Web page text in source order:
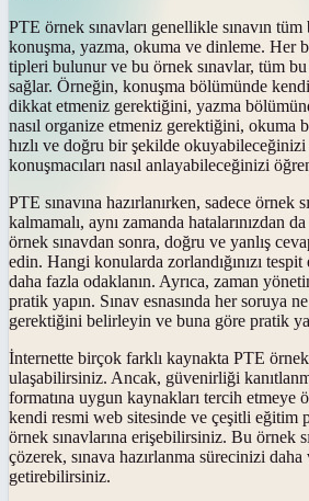
PTE örnek sınavları genellikle sınavın
konuşma, yazma, okuma ve dinleme. Her
tipleri bulunur ve bu örnek sınavlar, tüm bu
sağlar. Örneğin, konuşma bölümünde
dikkat etmeniz gerektiğini, yazma
nasıl organize etmeniz gerektiğini, okuma
hızlı ve doğru bir şekilde
konuşmacıları nasıl anlayabileceğinizi
PTE sınavına hazırlanırken, sadece örnek
kalmamalı, aynı zamanda hatalarınızdan
örnek sınavdan sonra, doğru ve yanlış
edin. Hangi konularda zorlandığınızı
daha fazla odaklanın. Ayrıca, zaman
pratik yapın. Sınav esnasında her soruya
gerektiğini belirleyin ve buna göre pratik
İnternette birçok farklı kaynakta PTE örnek
ulaşabilirsiniz. Ancak, güvenirliği
formatına uygun kaynakları tercih etmeye
kendi resmi web sitesinde ve çeşitli eğitim
örnek sınavlarına erişebilirsiniz. Bu örnek
çözerek, sınava hazırlanma sürecinizi
getirebilirsiniz.